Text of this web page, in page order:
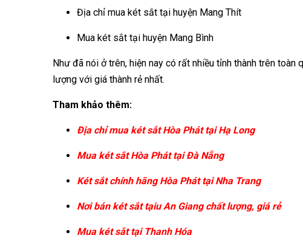
Địa chỉ mua két sắt tại huyện Mang Thít
Mua két sắt tại huyện Mang Bình
Như đã nói ở trên, hiện nay có rất nhiều tỉnh thành trên
lượng với giá thành rẻ nhất.
Tham khảo thêm:
Địa chỉ mua két sắt Hòa Phát tại Hạ Long
Mua két sắt Hòa Phát tại Đà Nẵng
Két sắt chính hãng Hòa Phát tại Nha Trang
Nơi bán két sắt tạiu An Giang chất lượng, giá rẻ
Mua két sắt tại Thanh Hóa